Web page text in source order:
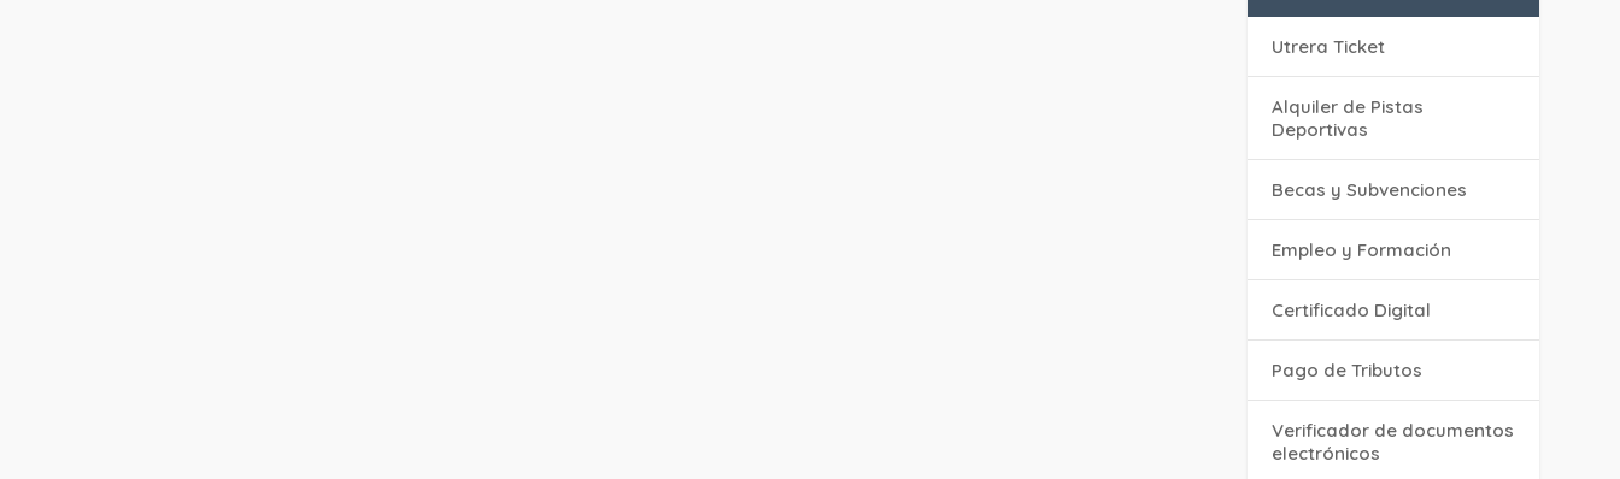
Utrera Ticket
Alquiler de Pistas
Deportivas
Becas y Subvenciones
Empleo y Formación
Certificado Digital
Pago de Tributos
Verificador de documentos
electrónicos